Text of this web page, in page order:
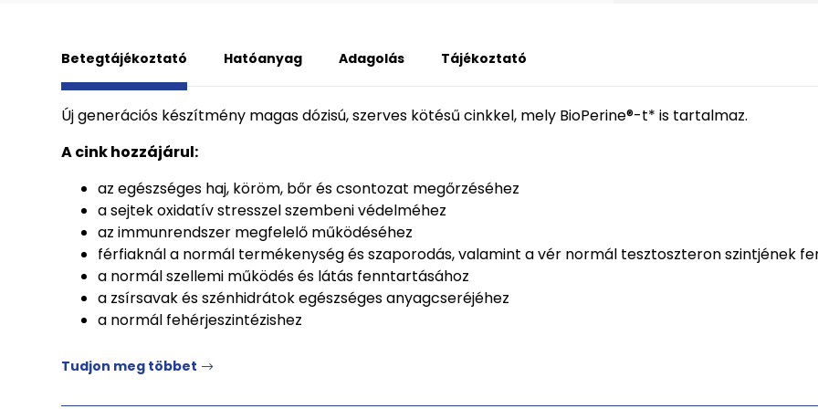
Betegtájékoztató Hatóanyag Adagolás Tájékoztató
Új generációs készítmény magas dózisú, szerves kötésű cinkkel, mely BioPerine®-t* is tartalmaz.
A cink hozzájárul:
az egészséges haj, köröm, bőr és csontozat megőrzéséhez
a sejtek oxidatív stresszel szembeni védelméhez
az immunrendszer megfelelő működéséhez
férfiaknál a normál termékenység és szaporodás, valamint a vér normál tesztoszteron szintjének
a normál szellemi működés és látás fenntartásához
a zsírsavak és szénhidrátok egészséges anyagcseréjéhez
a normál fehérjeszintézishez
Tudjon meg többet